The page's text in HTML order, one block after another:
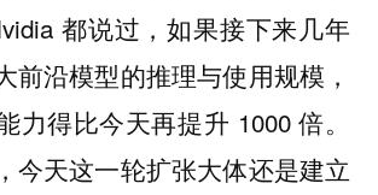
都说过，如果接下来几年
前沿模型的推理与使用规模，
力得比今天再提升 1000 倍。
今天这一轮扩张大体还是建立